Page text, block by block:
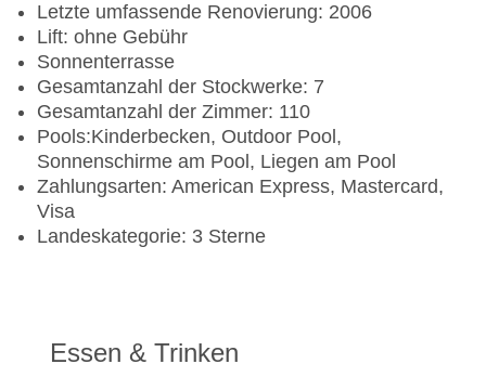
Letzte umfassende Renovierung: 2006
Lift: ohne Gebühr
Sonnenterrasse
Gesamtanzahl der Stockwerke: 7
Gesamtanzahl der Zimmer: 110
Pools:Kinderbecken, Outdoor Pool,
Sonnenschirme am Pool, Liegen am Pool
Zahlungsarten: American Express, Mastercard,
Visa
Landeskategorie: 3 Sterne
Essen & Trinken